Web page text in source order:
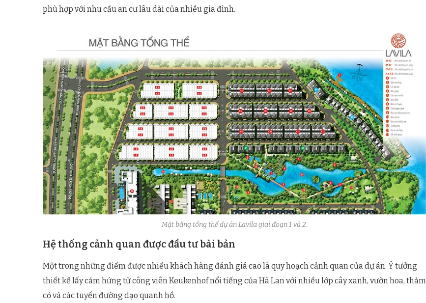
phù hợp với nhu cầu an cư lâu dài của nhiều gia đình.
Mặt bằng tổng thể dự án Lavila giai đoạn 1 và 2.
Hệ thống cảnh quan được đầu tư bài bản
Một trong những điểm được nhiều khách hàng đánh giá cao là quy hoạch cảnh quan của dự án. Ý tưởng
thiết kế lấy cảm hứng từ công viên Keukenhof nổi tiếng của Hà Lan với nhiều lớp cây xanh, vườn hoa, thảm
cỏ và các tuyến đường dạo quanh hồ.